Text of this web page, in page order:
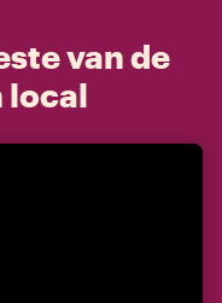
van de
local